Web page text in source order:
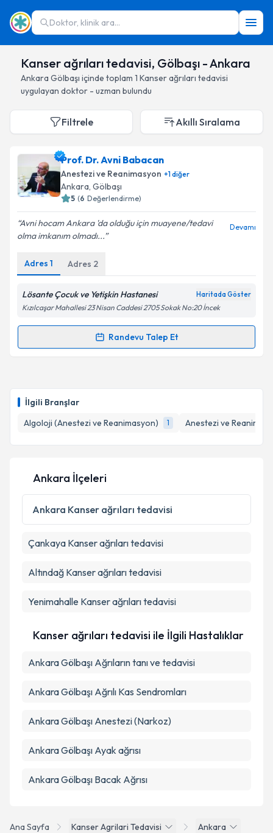
Doktor, klinik ara...
Kanser ağrıları tedavisi, Gölbaşı - Ankara
Ankara Gölbaşı içinde toplam 1 Kanser ağrıları tedavisi
uygulayan doktor - uzman bulundu
İlgili Branşlar
Algoloji (Anestezi ve Reanimasyon)
1 Anestezi ve
Filtrele Akıllı Sıralama
Prof. Dr. Avni Babacan
Anestezi ve Reanimasyon +1diğer
Ankara, Gölbaşı
5 (6 Değerlendirme)
Avni hocam Ankara 'da olduğu için muayene/tedavi
olma imkanım olmadı...
Devamı
Adres 1 Adres 2
Lösante Çocuk ve Yetişkin Hastanesi Haritada Göster
Kızılcaşar Mahallesi 23 Nisan Caddesi 2705 Sokak No:20 İncek
Randevu Talep Et
Randevu Takvimi Talebi
takvim hazırlandığında e-posta ile bilgilendireceğiz.
Kişisel verilerimin işlenmesine ilişkinAydınlatma
Metni
'ni okudum ve kişisel verilerimin belirtilen
kapsamda işlenmesini kabul ediyorum.
Ana Sayfa Kanser Agrilari Tedavisi
Ankara
Ankara İlçeleri
Ankara Kanser ağrıları tedavisi
Çankaya Kanser ağrıları tedavisi
Altındağ Kanser ağrıları tedavisi
Yenimahalle Kanser ağrıları tedavisi
Kanser ağrıları tedavisi ile İlgili Hastalıklar
Ankara Gölbaşı Ağrıların tanı ve tedavisi
Ankara Gölbaşı Ağrılı Kas Sendromları
Ankara Gölbaşı Anestezi (Narkoz)
Ankara Gölbaşı Ayak ağrısı
Ankara Gölbaşı Bacak Ağrısı